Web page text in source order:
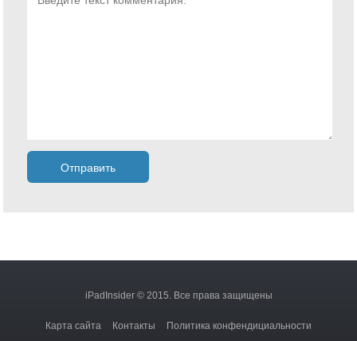
iPadInsider © 2015. Все права защищены
Карта сайта Контакты Политика конфендициальности